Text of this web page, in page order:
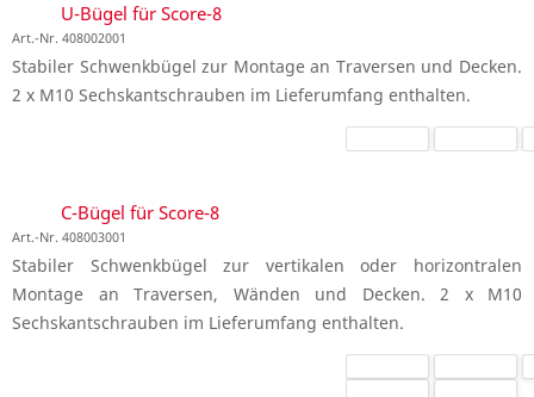
U-Bügel für Score-8
Art.-Nr. 408002001
Stabiler Schwenkbügel zur Montage an Traversen und Decken.
2 x M10 Sechskantschrauben im Lieferumfang enthalten.
C-Bügel für Score-8
Art.-Nr. 408003001
Stabiler Schwenkbügel zur vertikalen oder horizontralen
Montage an Traversen, Wänden und Decken. 2 x M10
Sechskantschrauben im Lieferumfang enthalten.